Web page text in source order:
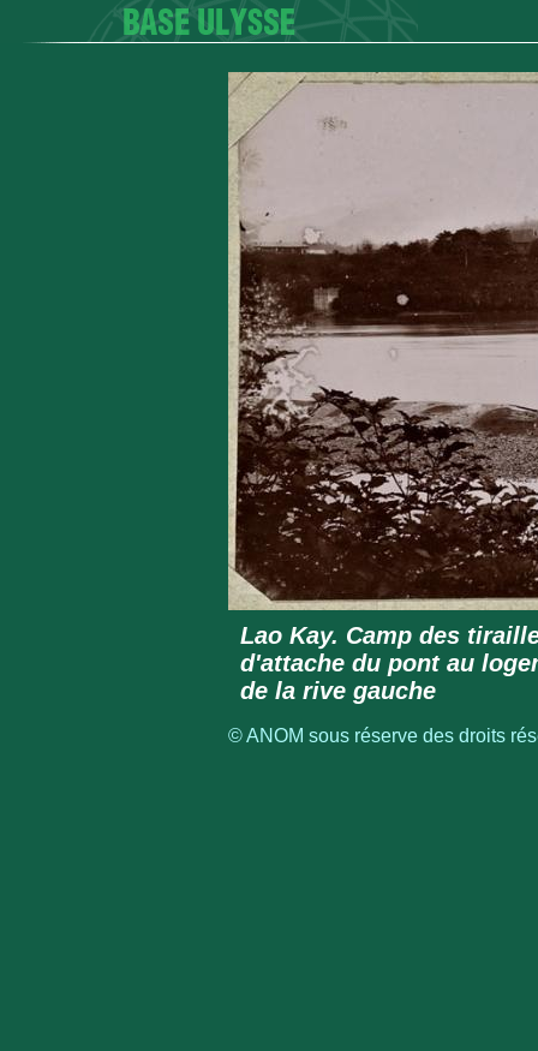
Lao Kay. Camp des
d'attache du pont au
de la rive gauche
© ANOM sous réserve des droits